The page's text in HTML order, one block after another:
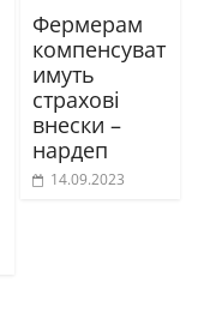
Фермерам
компенсуват
имуть
страхові
внески –
нардеп
14.09.2023